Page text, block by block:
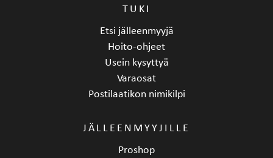
TUKI
Etsi jälleenmyyjä
Hoito-ohjeet
Usein kysyttyä
Varaosat
Postilaatikon nimikilpi
JÄLLEENMYYJILLE
Proshop